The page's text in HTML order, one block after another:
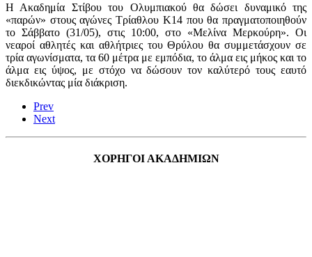
Η Ακαδημία Στίβου του Ολυμπιακού θα δώσει δυναμικό της
«παρών» στους αγώνες Τρίαθλου Κ14 που θα πραγματοποιηθούν
το Σάββατο (31/05), στις 10:00, στο «Μελίνα Μερκούρη». Οι
νεαροί αθλητές και αθλήτριες του Θρύλου θα συμμετάσχουν σε
τρία αγωνίσματα, τα 60 μέτρα με εμπόδια, το άλμα εις μήκος και το
άλμα εις ύψος, με στόχο να δώσουν τον καλύτερό τους εαυτό
διεκδικώντας μία διάκριση.
Prev
Next
ΧΟΡΗΓΟΙ ΑΚΑΔΗΜΙΩΝ